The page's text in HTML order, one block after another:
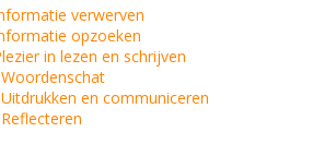
verwerven
opzoeken
in lezen en schrijven
en communiceren